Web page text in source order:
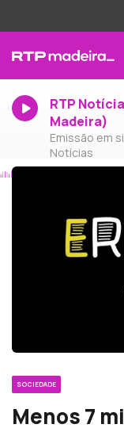
RTP
Madeira)
Emissão em
Notícias
SOCIEDADE
Menos 7